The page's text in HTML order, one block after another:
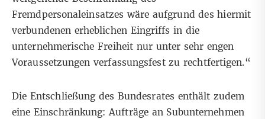
Fremdpersonaleinsatzes wäre aufgrund des hiermit
verbundenen erheblichen Eingriffs in die
unternehmerische Freiheit nur unter sehr engen
Voraussetzungen verfassungsfest zu rechtfertigen.“
Die Entschließung des Bundesrates enthält zudem
eine Einschränkung: Aufträge an Subunternehmen